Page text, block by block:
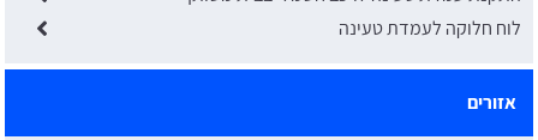
לוח חלוקה לעמדת טעינה
אזורים